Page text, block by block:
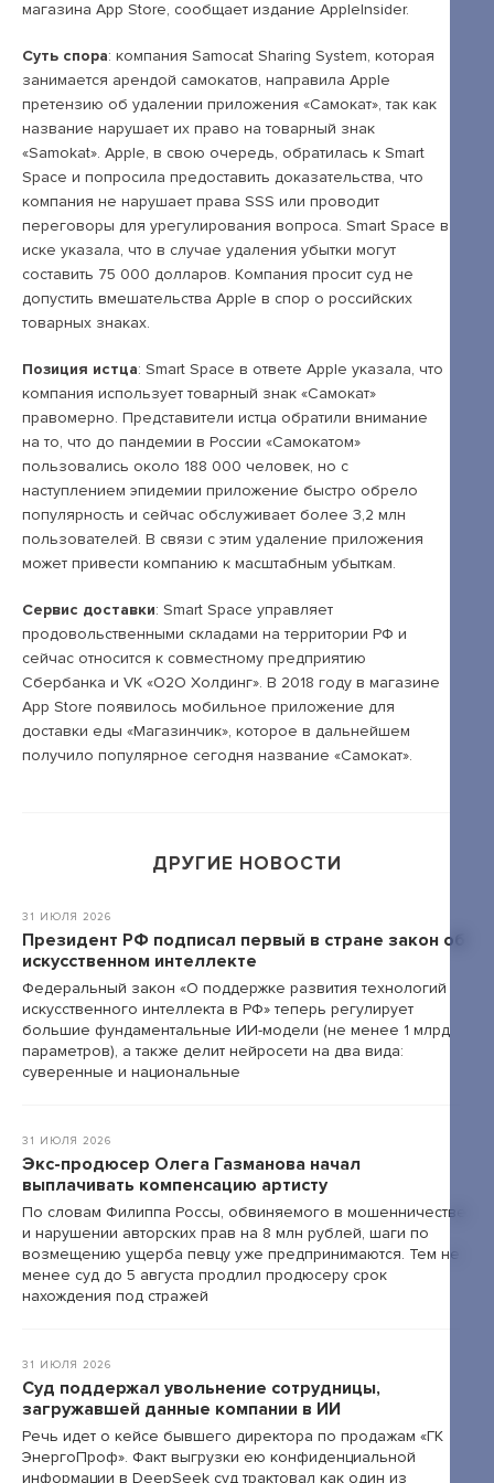
Пользовательское соглашение
Сведения об образовательной организации
Договор-оферта
Согласие на обработку персональных
данных для регистрации на сайте
Согласие на обработку персональных
данных (Cookie)
Политика обработки персональных данных
Положение об антикоррупционной
политике
+7 495 789-00-47
магазина Аpp Store, сообщает издание AppleInsider.
Суть спора: компания Samocat Sharing System, которая
занимается арендой самокатов, направила Apple
претензию об удалении приложения «Самокат», так как
название нарушает их право на товарный знак
«Samokat». Apple, в свою очередь, обратилась к Smart
Space и попросила предоставить доказательства, что
компания не нарушает права SSS или проводит
переговоры для урегулирования вопроса. Smart Space в
иске указала, что в случае удаления убытки могут
составить 75 000 долларов. Компания просит суд не
допустить вмешательства Apple в спор о российских
товарных знаках.
Позиция истца: Smart Space в ответе Apple указала, что
компания использует товарный знак «Самокат»
правомерно. Представители истца обратили внимание
на то, что до пандемии в России «Самокатом»
пользовались около 188 000 человек, но с
наступлением эпидемии приложение быстро обрело
популярность и сейчас обслуживает более 3,2 млн
пользователей. В связи с этим удаление приложения
может привести компанию к масштабным убыткам.
Сервис доставки: Smart Space управляет
продовольственными складами на территории РФ и
сейчас относится к совместному предприятию
Сбербанка и VK «О2О Холдинг». В 2018 году в магазине
App Store появилось мобильное приложение для
доставки еды «Магазинчик», которое в дальнейшем
получило популярное сегодня название «Самокат».
ДРУГИЕ НОВОСТИ
31 ИЮЛЯ 2026
Президент РФ подписал первый в стране закон об
искусственном интеллекте
Федеральный закон «О поддержке развития технологий
искусственного интеллекта в РФ» теперь регулирует
большие фундаментальные ИИ-модели (не менее 1 млрд
параметров), а также делит нейросети на два вида:
суверенные и национальные
31 ИЮЛЯ 2026
Экс-продюсер Олега Газманова начал
выплачивать компенсацию артисту
По словам Филиппа Россы, обвиняемого в мошенничестве
и нарушении авторских прав на 8 млн рублей, шаги по
возмещению ущерба певцу уже предпринимаются. Тем не
менее суд до 5 августа продлил продюсеру срок
нахождения под стражей
31 ИЮЛЯ 2026
Суд поддержал увольнение сотрудницы,
загружавшей данные компании в ИИ
Речь идет о кейсе бывшего директора по продажам «ГК
ЭнергоПроф». Факт выгрузки ею конфиденциальной
информации в DeepSeek суд трактовал как один из